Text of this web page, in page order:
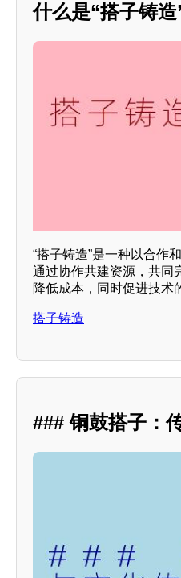
什么是“搭子铸造
“搭子铸造”是一种以合作
通过协作共建资源，共同
降低成本，同时促进技术
搭子铸造
### 铜鼓搭子：